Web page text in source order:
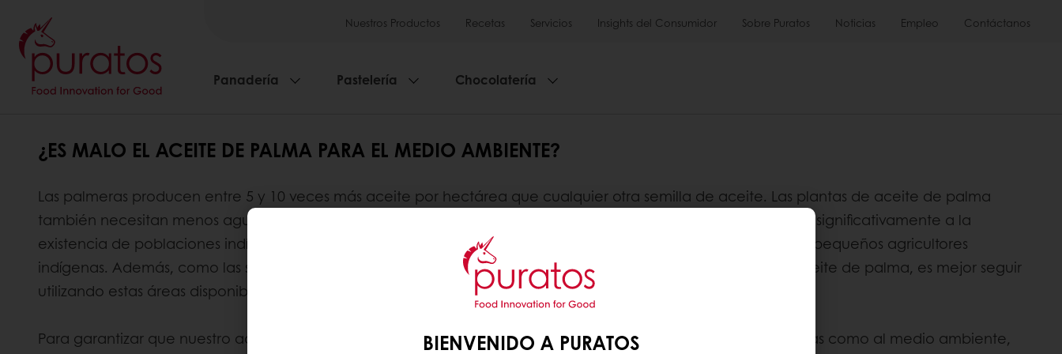
Nuestros Productos Recetas Servicios Insights del Consumidor Sobre Puratos Noticias Empleo Contáctanos
Panadería Pastelería Chocolatería
¿ES MALO EL ACEITE DE PALMA PARA EL MEDIO AMBIENTE?
Las palmeras producen entre 5 y 10 veces más aceite por hectárea que cualquier otra semilla de aceite. Las plantas de aceite de palma
también necesitan menos agua y menos pesticidas para crecer. La producción de aceite de palma contribuye significativamente a la
existencia de poblaciones indígenas, ya que una proporción significativa de aceite de palma es producida por pequeños agricultores
indígenas. Además, como las superficies forestales y otras áreas ya se han convertido para la producción de aceite de palma, es mejor seguir
utilizando estas áreas disponibles.
Para garantizar que nuestro aceite de palma se produzca de forma sostenible, tanto con respecto a las personas como al medio ambiente,
BIENVENIDO A PURATOS